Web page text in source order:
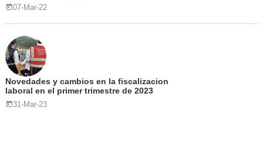
07-Mar-22
Novedades y cambios en la fiscalizacion
laboral en el primer trimestre de 2023
31-Mar-23